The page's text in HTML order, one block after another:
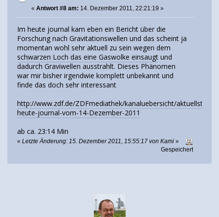
« Antwort #8 am: 14. Dezember 2011, 22:21:19 »
Im heute journal kam eben ein Bericht über die
Forschung nach Gravitationswellen und das scheint ja
momentan wohl sehr aktuell zu sein wegen dem
schwarzen Loch das eine Gaswolke einsaugt und
dadurch Graviwellen ausstrahlt. Dieses Phänomen
war mir bisher irgendwie komplett unbekannt und
finde das doch sehr interessant
http://www.zdf.de/ZDFmediathek/kanaluebersicht/aktuellste/
heute-journal-vom-14-Dezember-2011
ab ca. 23:14 Min
« Letzte Änderung: 15. Dezember 2011, 15:55:17 von Kami »
Gespeichert